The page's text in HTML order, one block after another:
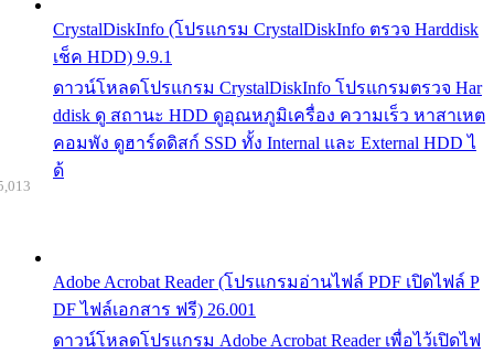
CrystalDiskInfo (โปรแกรม CrystalDiskInfo ตรวจ Harddisk
เช็ค HDD) 9.9.1
ดาวน์โหลดโปรแกรม CrystalDiskInfo โปรแกรมตรวจ Har
ddisk ดู สถานะ HDD ดูอุณหภูมิเครื่อง ความเร็ว หาสาเหต
คอมพัง ดูฮาร์ดดิสก์ SSD ทั้ง Internal และ External HDD ไ
ด้
Adobe Acrobat Reader (โปรแกรมอ่านไฟล์ PDF เปิดไฟล์ P
DF ไฟล์เอกสาร ฟรี) 26.001
ดาวน์โหลดโปรแกรม Adobe Acrobat Reader เพื่อไว้เปิดไฟ